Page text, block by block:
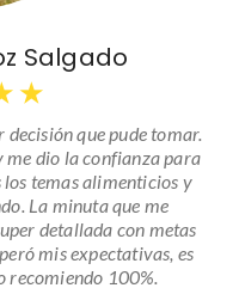
Salgado
★
que pude tomar.
dio la confianza para
temas alimenticios y
La minuta que me
detallada con metas
mis expectativas, es
recomiendo 100%.